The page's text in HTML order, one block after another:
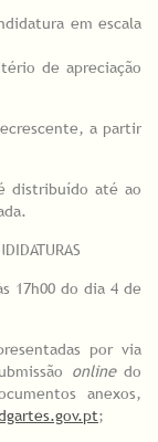
em escala
de apreciação
a partir
distribuído até ao
17h00 do dia 4 de
por via
onlinedo
anexos,
;